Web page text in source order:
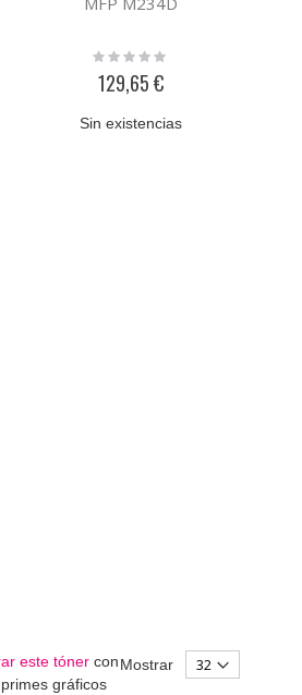
Rating:
129,65 €
Sin existencias
Mostrar
este tóner con
gráficos